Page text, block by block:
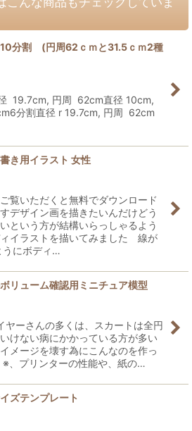
分割 (円周62ｃｍと31.5ｃｍ2種
19.7cm, 円周 62cm直径 10cm,
分割直径 r 19.7cm, 円周 62cm
き用イラスト 女性
覧いただくと無料でダウンロード
デザイン画を描きたいんだけどう
という方が結構いらっしゃるよう
イラストを描いてみました 線が
うにボディ…
リューム確認用ミニチュア模型
ヤーさんの多くは、スカートは全円
けない病にかかっている方が多い
メージを壊す為にこんなのを作っ
※、プリンターの性能や、紙の…
ズテンプレート